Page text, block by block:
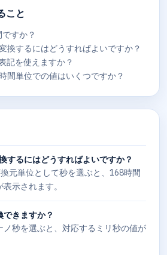
こと
すか？
換するにはどうすればよいですか？
記を使えますか？
間単位での値はいくつですか？
するにはどうすればよいですか？
元単位として秒を選ぶと、168時間
示されます。
きますか？
ノ秒を選ぶと、対応するミリ秒の値が